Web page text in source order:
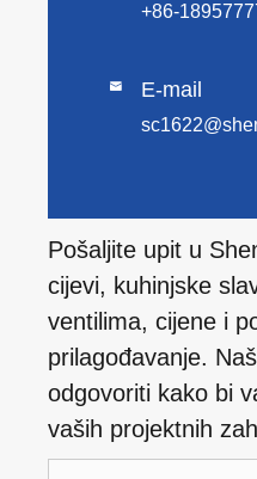
+86-
 E-mail
Pošaljite upit u
cijevi, kuhinjske
ventilima, cijene i
prilagođavanje.
odgovoriti kako bi
vaših projektnih